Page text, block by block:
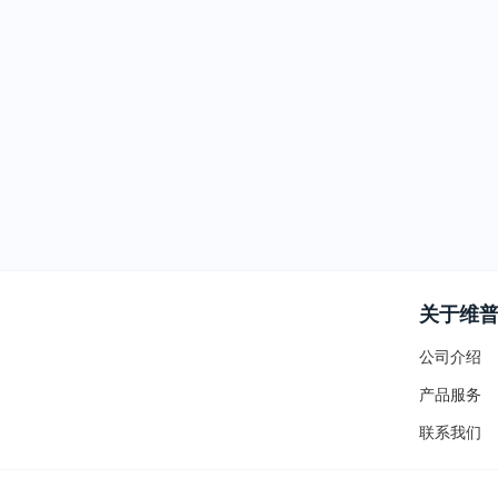
关于维普
公司介绍
产品服务
联系我们